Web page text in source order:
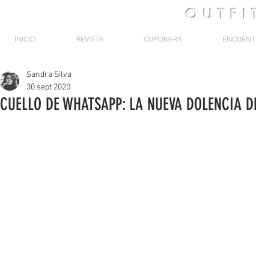
OUTFIT
INICIO REVISTA CUPONERA
CUELLO DE WHATSAPP: LA NUEVA DOLENCIA
Sandra Silva
30 sept 2020